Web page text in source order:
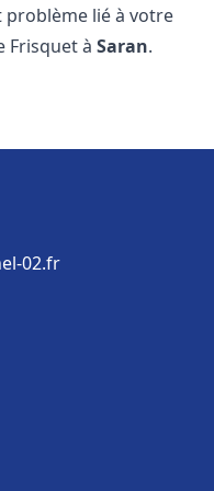
lié à votre
Frisquet àSaran.
02.fr